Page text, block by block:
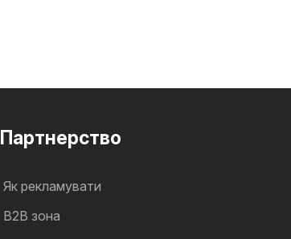
Партнерство
Як рекламувати
B2B зона